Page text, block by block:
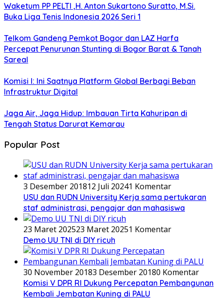
Waketum PP PELTI ,H. Anton Sukartono Suratto, M.Si.
Buka Liga Tenis Indonesia 2026 Seri 1
Telkom Gandeng Pemkot Bogor dan LAZ Harfa
Percepat Penurunan Stunting di Bogor Barat & Tanah
Sareal
Komisi I: Ini Saatnya Platform Global Berbagi Beban
Infrastruktur Digital
Jaga Air, Jaga Hidup: Imbauan Tirta Kahuripan di
Tengah Status Darurat Kemarau
Popular Post
3 Desember 201812 Juli 20241 Komentar
USU dan RUDN University Kerja sama pertukaran
staf administrasi, pengajar dan mahasiswa
23 Maret 202523 Maret 20251 Komentar
Demo UU TNI di DIY ricuh
30 November 20183 Desember 20180 Komentar
Komisi V DPR RI Dukung Percepatan Pembangunan
Kembali Jembatan Kuning di PALU